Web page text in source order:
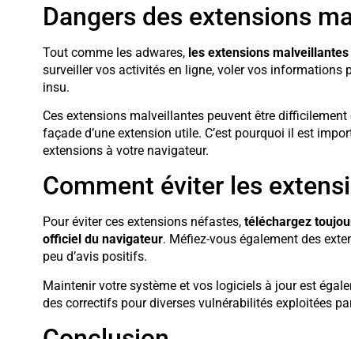
Dangers des extensions
Tout comme les adwares, les extensions
surveiller vos activités en ligne, voler vos informations
insu.
Ces extensions malveillantes peuvent être
façade d’une extension utile. C’est pourquoi il est
extensions à votre navigateur.
Comment éviter les
Pour éviter ces extensions néfastes, téléchargez
officiel du navigateur. Méfiez-vous également des
peu d’avis positifs.
Maintenir votre système et vos logiciels à jour est
des correctifs pour diverses vulnérabilités exploitées